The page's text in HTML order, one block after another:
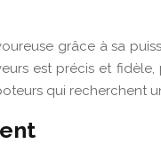
grâce à sa
est précis et
qui recherchent